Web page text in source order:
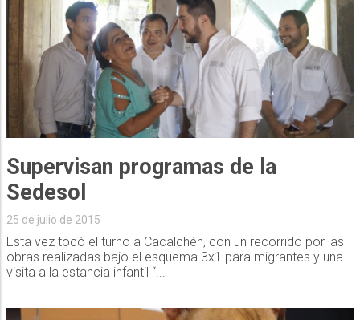
Supervisan programas de la
Sedesol
25 de julio de 2015
Esta vez tocó el turno a Cacalchén, con un recorrido por las
obras realizadas bajo el esquema 3x1 para migrantes y una
visita a la estancia infantil “...